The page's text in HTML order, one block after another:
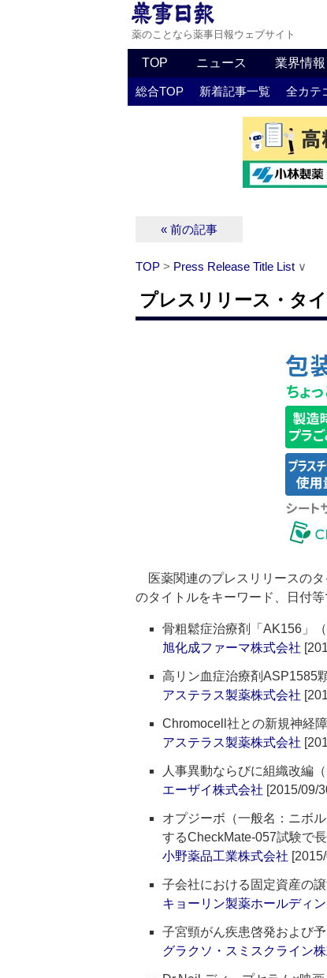
薬のことなら薬事日報ウェブサイト
TOP ニュース 業界情報
総合TOP 新着記事一覧 全カテ
« 前の記事
TOP > Press Release Title List ∨
プレスリリース・タ
医薬関連のプレスリリースのタ
のタイトルをキーワード、日付
骨粗鬆症治療剤「AK156」
旭化成ファーマ株式会社
高リン血症治療剤ASP1585
アステラス製薬株式会社
Chromocell社との新規神経
アステラス製薬株式会社
人事異動ならびに組織改編
エーザイ株式会社 [2015/09/
オプジーボ（一般名：ニボ
するCheckMate-057試験で
小野薬品工業株式会社
子会社における固定資産の
キョーリン製薬ホールディ
子宮頸がん疾患啓発および
グラクソ・スミスクライン